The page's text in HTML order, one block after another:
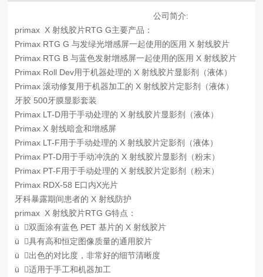
公司简介:
primax X 射线胶片RTG G主要产品：
Primax RTG G 与发绿光增感屏一起使用的医用 X 射线胶片
Primax RTG B 与蓝色发射增感屏一起使用的医用 X 射线胶片
Primax Roll Dev用于机器处理的 X 射线胶片显影剂（液体）
Primax 滚动修复用于机器加工的 X 射线胶片定影剂（液体）
牙胶 500牙膜显影套装
Primax LT-D用于手动处理的 X 射线胶片显影剂（液体）
Primax X 射线暗盒和增感屏
Primax LT-F用于手动处理的 X 射线胶片定影剂（液体）
Primax PT-D用于手动冲洗的 X 射线胶片显影剂（粉末）
Primax PT-F用于手动处理的 X 射线胶片定影剂（粉末）
Primax RDX-58 E口内X光片
牙科暴露期间患者的 X 射线防护
primax X 射线胶片RTG G特点：
ü 双面涂有蓝色 PET 基片的 X 射线胶片
ü 具有高和恒定图像质量的通用胶片
ü 出色的对比度，非常好的细节清晰度
ü 适用于手工和机器加工